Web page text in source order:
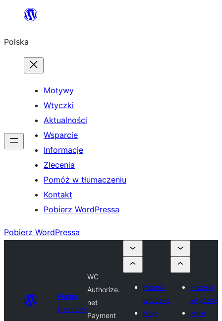
Przejdź
treści
Polska
Motywy
Wtyczki
Aktualności
Wsparcie
Informacje
Zlecenia
Pomóż w tłumaczeniu
Kontakt
Pobierz WordPressa
Pobierz WordPressa
Plugin
Directory
WC
Authorize.
net
Payment
Prześlij
wtyczkę
Moje
Prześlij
wtyczkę
Moje